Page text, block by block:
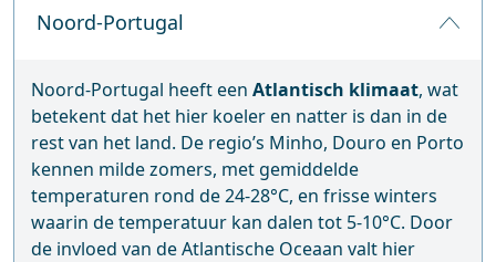
Noord-Portugal
Noord-Portugal heeft een Atlantisch klimaat, wat
betekent dat het hier koeler en natter is dan in de
rest van het land. De regio’s Minho, Douro en Porto
kennen milde zomers, met gemiddelde
temperaturen rond de 24-28°C, en frisse winters
waarin de temperatuur kan dalen tot 5-10°C. Door
de invloed van de Atlantische Oceaan valt hier